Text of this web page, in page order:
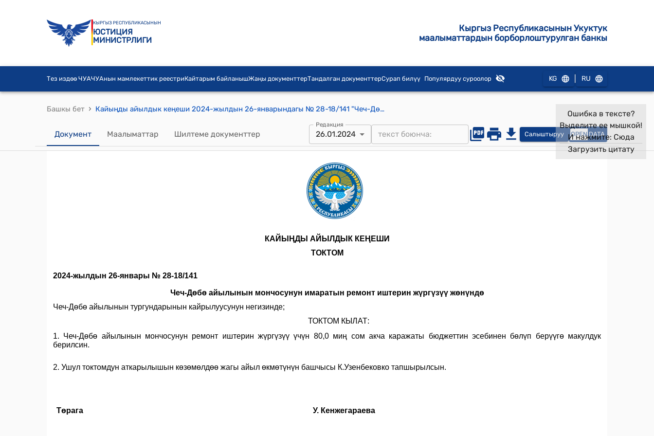
КЫРГЫЗ РЕСПУБЛИКАСЫНЫН
ЮСТИЦИЯ
МИНИСТРЛИГИ
Кыргыз Республикасынын Укуктук
маалыматтардын борборлоштурулган банкы
Тез издөө ЧУАЧУАнын мамлекеттик реестриКайтарым байланышЖаңы документтерТандалган документтерСурап билүү Популярдуу суроолор KG RU
Башкы бет › Кайыңды айылдык кеңеши 2024-жылдын 26-январындагы № 28-18/141 "Чеч-Дөбө айылынын мончосунун имаратын ремонт иштерин жүргүзүү жөнүндө" токтому
Документ Маалыматтар Шилтеме документтер
Редакция
26.01.2024 Салыштыруу OPEN DATA
Ошибка в тексте?
Выделите ее мышкой!
И нажмите: Сюда
Загрузить цитату